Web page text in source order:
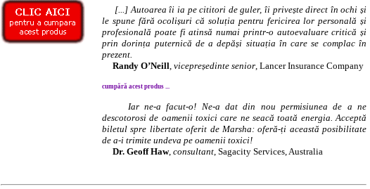
[...] Autoarea îi ia pe cititori de guler, îi privește direct în ochi și
le spune fără ocolișuri că soluția pentru fericirea lor personală și
profesională poate fi atinsă numai printr-o autoevaluare critică și
prin dorința puternică de a depăși situația în care se complac în
prezent.
Randy O’Neill, vicepreședinte senior, Lancer Insurance Company
cumpără acest produs ...
Iar ne-a facut-o! Ne-a dat din nou permisiunea de a ne
descotorosi de oamenii toxici care ne seacă toată energia. Acceptă
biletul spre libertate oferit de Marsha: oferă-ți această posibilitate
de a-i trimite undeva pe oamenii toxici!
Dr. Geoff Haw, consultant, Sagacity Services, Australia